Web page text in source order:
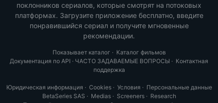
поклонников сериалов, которые смотрят на потоковых
платформах. Загрузите приложение бесплатно, введите
понравившийся сериал и получите мгновенные
рекомендации.
Показывает каталог · Каталог фильмов
Документация по API · ЧАСТО ЗАДАВАЕМЫЕ ВОПРОСЫ · Контактная
поддержка
Юридическая информация · Cookies· Условия · Персональные данные
BetaSeries SAS · Medias· Screeners· Research